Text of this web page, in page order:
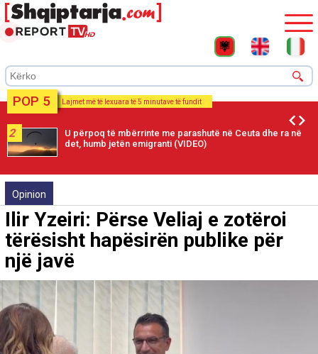
POP 5 Lajmet më të lexuara të 5 minutave të fundit
2
U përpoq të mbërrinte me parashutë në Ceuta dhe ra në
det, humb jetën emigranti (VIDEO)
Opinion
Ilir Yzeiri: Përse Veliaj e zotëroi
tërësisht hapësirën publike për
një javë